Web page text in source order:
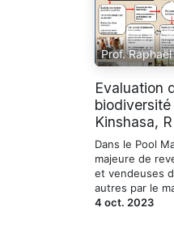
Prof.
Evaluation
Kinshasa,
Dans le Pool
majeure de
et vendeuses
autres par le
4 oct. 2023